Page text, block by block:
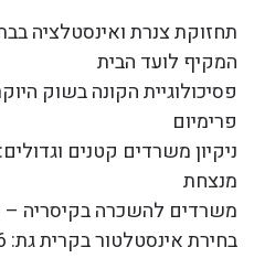
תחזוקת צנרת ואינסטלציה
המקיף לועד הבית
פסיכולוגיית הקונה בשוק
פרימיום
ניקיון משרדים קטנים
מנצחת
משרדים להשכרה בקיסריה –
בחירת אינסטלטור בקרית גת: 6 דברים שלא כדאי לפספס